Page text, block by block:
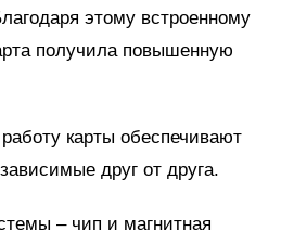
этому встроенному
получила повышенную
карты обеспечивают
друг от друга.
– чип и магнитная